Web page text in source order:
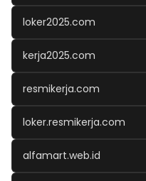
loker2025.com
kerja2025.com
resmikerja.com
loker.resmikerja.com
alfamart.web.id